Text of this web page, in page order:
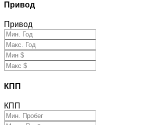
Привод
Привод
КПП
КПП